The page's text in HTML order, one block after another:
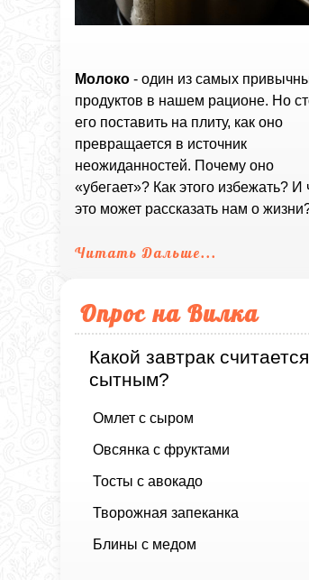
Молоко - один из самых
продуктов в нашем рационе. Но
его поставить на плиту, как оно
превращается в источник
неожиданностей. Почему оно
«убегает»? Как этого избежать? И
это может рассказать нам о
Читать Дальше...
Опрос на Вилка
Какой завтрак считается
сытным?
Омлет с сыром
Овсянка с фруктами
Тосты с авокадо
Творожная запеканка
Блины с медом